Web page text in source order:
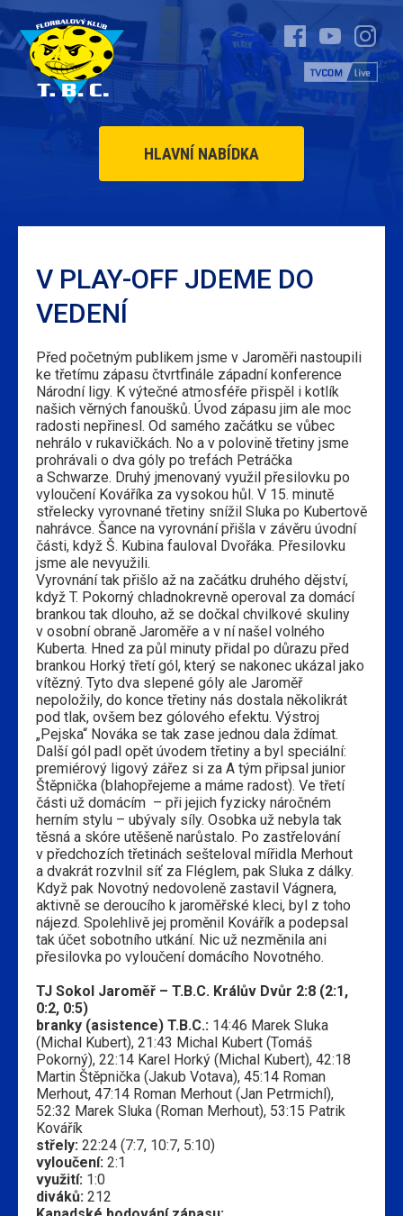
HLAVNÍ NABÍDKA
V PLAY-OFF JDEME DO
VEDENÍ
Před početným publikem jsme v Jaroměři nastoupili
ke třetímu zápasu čtvrtfinále západní konference
Národní ligy. K výtečné atmosféře přispěl i kotlík
našich věrných fanoušků. Úvod zápasu jim ale moc
radosti nepřinesl. Od samého začátku se vůbec
nehrálo v rukavičkách. No a v polovině třetiny jsme
prohrávali o dva góly po trefách Petráčka
a Schwarze. Druhý jmenovaný využil přesilovku po
vyloučení Kováříka za vysokou hůl. V 15. minutě
střelecky vyrovnané třetiny snížil Sluka po Kubertově
nahrávce. Šance na vyrovnání přišla v závěru úvodní
části, když Š. Kubina fauloval Dvořáka. Přesilovku
jsme ale nevyužili.
Vyrovnání tak přišlo až na začátku druhého dějství,
když T. Pokorný chladnokrevně operoval za domácí
brankou tak dlouho, až se dočkal chvilkové skuliny
v osobní obraně Jaroměře a v ní našel volného
Kuberta. Hned za půl minuty přidal po důrazu před
brankou Horký třetí gól, který se nakonec ukázal jako
vítězný. Tyto dva slepené góly ale Jaroměř
nepoložily, do konce třetiny nás dostala několikrát
pod tlak, ovšem bez gólového efektu. Výstroj
„Pejska“ Nováka se tak zase jednou dala ždímat.
Další gól padl opět úvodem třetiny a byl speciální:
premiérový ligový zářez si za A tým připsal junior
Štěpnička (blahopřejeme a máme radost). Ve třetí
části už domácím – při jejich fyzicky náročném
herním stylu – ubývaly síly. Osobka už nebyla tak
těsná a skóre utěšeně narůstalo. Po zastřelování
v předchozích třetinách sešteloval mířidla Merhout
a dvakrát rozvlnil síť za Fléglem, pak Sluka z dálky.
Když pak Novotný nedovoleně zastavil Vágnera,
aktivně se deroucího k jaroměřské kleci, byl z toho
nájezd. Spolehlivě jej proměnil Kovářík a podepsal
tak účet sobotního utkání. Nic už nezměnila ani
přesilovka po vyloučení domácího Novotného.
TJ Sokol Jaroměř – T.B.C. Králův Dvůr 2:8 (2:1,
0:2, 0:5)
branky (asistence) T.B.C.: 14:46 Marek Sluka
(Michal Kubert), 21:43 Michal Kubert (Tomáš
Pokorný), 22:14 Karel Horký (Michal Kubert), 42:18
Martin Štěpnička (Jakub Votava), 45:14 Roman
Merhout, 47:14 Roman Merhout (Jan Petrmichl),
52:32 Marek Sluka (Roman Merhout), 53:15 Patrik
Kovářík
střely: 22:24 (7:7, 10:7, 5:10)
vyloučení: 2:1
využití: 1:0
diváků: 212